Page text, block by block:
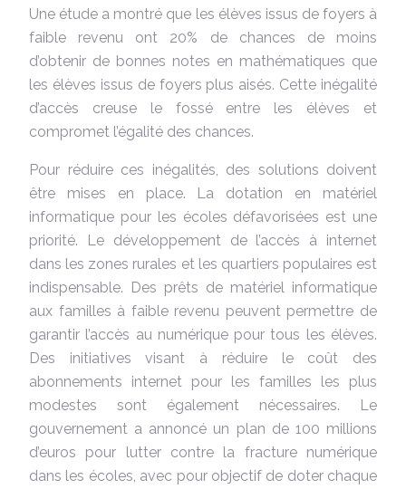
Une étude a montré que les élèves issus de foyers à
faible revenu ont 20% de chances de moins
d’obtenir de bonnes notes en mathématiques que
les élèves issus de foyers plus aisés. Cette inégalité
d’accès creuse le fossé entre les élèves et
compromet l’égalité des chances.
Pour réduire ces inégalités, des solutions doivent
être mises en place. La dotation en matériel
informatique pour les écoles défavorisées est une
priorité. Le développement de l’accès à internet
dans les zones rurales et les quartiers populaires est
indispensable. Des prêts de matériel informatique
aux familles à faible revenu peuvent permettre de
garantir l’accès au numérique pour tous les élèves.
Des initiatives visant à réduire le coût des
abonnements internet pour les familles les plus
modestes sont également nécessaires. Le
gouvernement a annoncé un plan de 100 millions
d’euros pour lutter contre la fracture numérique
dans les écoles, avec pour objectif de doter chaque